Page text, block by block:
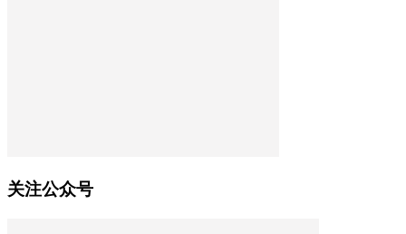
关注公众号